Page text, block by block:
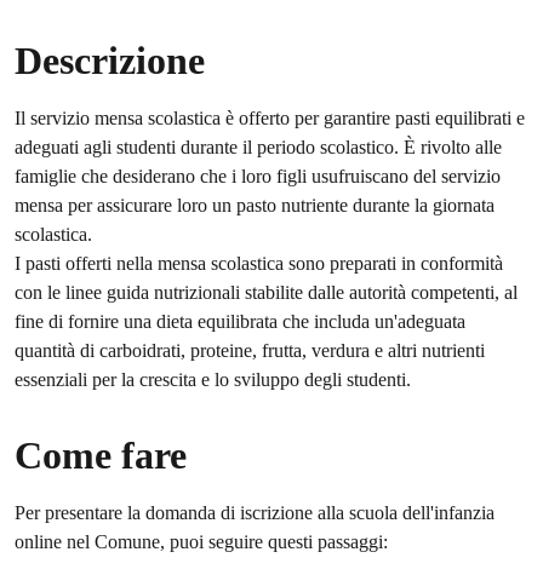
Descrizione
Il servizio mensa scolastica è offerto per garantire pasti equilibrati e
adeguati agli studenti durante il periodo scolastico. È rivolto alle
famiglie che desiderano che i loro figli usufruiscano del servizio
mensa per assicurare loro un pasto nutriente durante la giornata
scolastica.
I pasti offerti nella mensa scolastica sono preparati in conformità
con le linee guida nutrizionali stabilite dalle autorità competenti, al
fine di fornire una dieta equilibrata che includa un'adeguata
quantità di carboidrati, proteine, frutta, verdura e altri nutrienti
essenziali per la crescita e lo sviluppo degli studenti.
Come fare
Per presentare la domanda di iscrizione alla scuola dell'infanzia
online nel Comune, puoi seguire questi passaggi: